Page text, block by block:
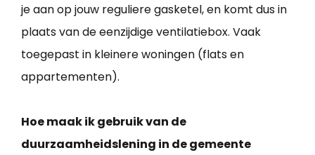
je aan op jouw reguliere gasketel, en komt dus in
plaats van de eenzijdige ventilatiebox. Vaak
toegepast in kleinere woningen (flats en
appartementen).
Hoe maak ik gebruik van de
duurzaamheidslening in de gemeente